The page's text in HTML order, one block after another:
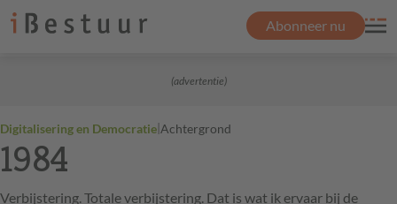
Abonneer nu
(advertentie)
Digitalisering en Democratie|Achtergrond
1984
Verbijstering. Totale verbijstering. Dat is wat ik ervaar bij de